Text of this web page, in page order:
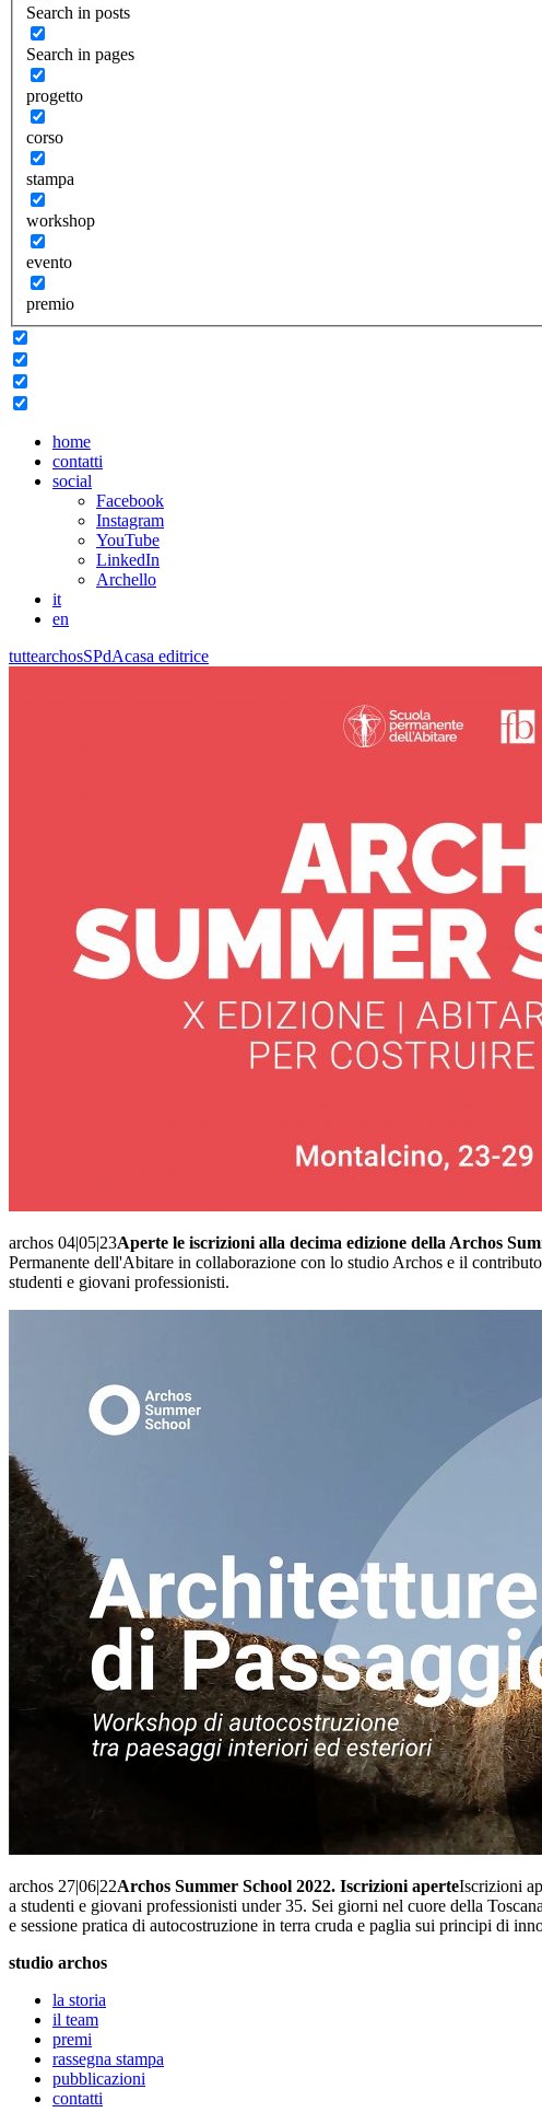
Search in posts
Search in pages
progetto
corso
stampa
workshop
evento
premio
home
contatti
social
Facebook
Instagram
YouTube
LinkedIn
Archello
it
en
tuttearchosSPdAcasa editrice
archos 04|05|23Aperte le iscrizioni alla decima edizione della Archos
Permanente dell'Abitare in collaborazione con lo studio Archos e il
studenti e giovani professionisti.
archos 27|06|22Archos Summer School 2022. Iscrizioni aperteIscrizioni
a studenti e giovani professionisti under 35. Sei giorni nel cuore della
e sessione pratica di autocostruzione in terra cruda e paglia sui principi di
studio archos
la storia
il team
premi
rassegna stampa
pubblicazioni
contatti